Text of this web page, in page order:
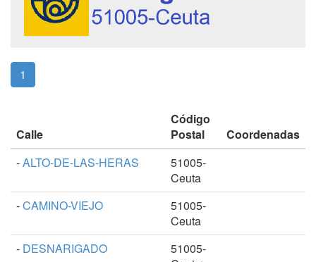
1
Calle
Código
Postal
Coordenadas
-ALTO-DE-LAS-HERAS
51005-
Ceuta
-CAMINO-VIEJO
51005-
Ceuta
- DESNARIGADO
51005-